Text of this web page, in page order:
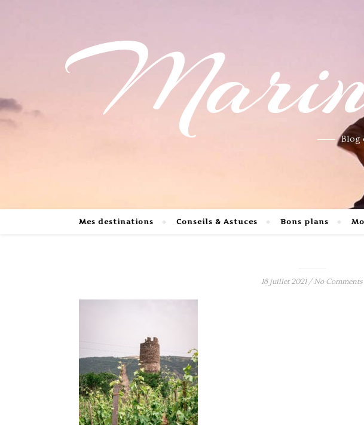
Blog
Mes destinations Conseils & Astuces Bons plans
18 juillet 2021 / No Comments